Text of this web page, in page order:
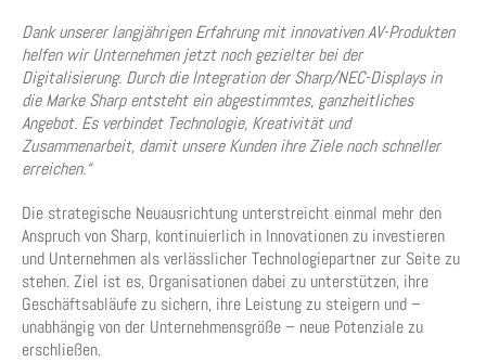
Dank unserer langjährigen Erfahrung mit innovativen AV-Produkten
helfen wir Unternehmen jetzt noch gezielter bei der
Digitalisierung. Durch die Integration der Sharp/NEC-Displays in
die Marke Sharp entsteht ein abgestimmtes, ganzheitliches
Angebot. Es verbindet Technologie, Kreativität und
Zusammenarbeit, damit unsere Kunden ihre Ziele noch schneller
erreichen.“
Die strategische Neuausrichtung unterstreicht einmal mehr den
Anspruch von Sharp, kontinuierlich in Innovationen zu investieren
und Unternehmen als verlässlicher Technologiepartner zur Seite zu
stehen. Ziel ist es, Organisationen dabei zu unterstützen, ihre
Geschäftsabläufe zu sichern, ihre Leistung zu steigern und –
unabhängig von der Unternehmensgröße – neue Potenziale zu
erschließen.